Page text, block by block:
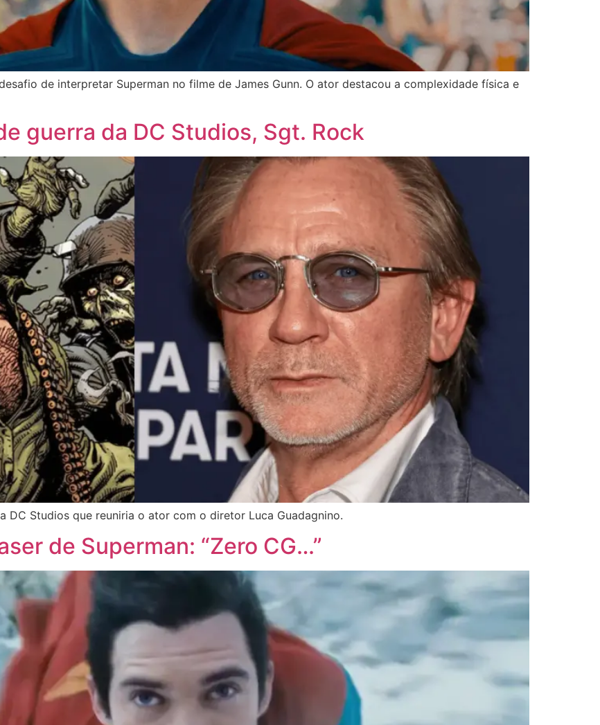
de interpretar Superman no filme de James Gunn. O ator destacou a complexidade física e
guerra da DC Studios, Sgt. Rock
DC Studios que reuniria o ator com o diretor Luca Guadagnino.
de Superman: “Zero CG…”